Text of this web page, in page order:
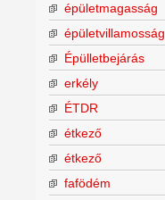
épületmagasság
épületvillamosság
Épülletbejárás
erkély
ÉTDR
étkező
étkező
fafödém